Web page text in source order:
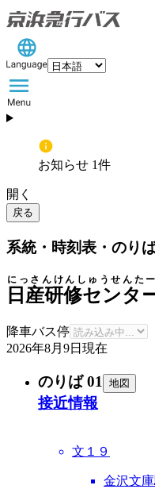
お知らせ 1件
開く
戻る
系統・時刻表・のり
日産研修センタ
にっさんけんしゅうせんた
降車バス停
2026年8月9日 現在
のりば 01 地図
接近情報
文１９
金沢文